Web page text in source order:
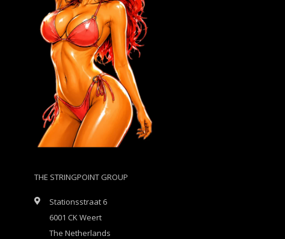
THE STRINGPOINT GROUP
Stationsstraat 6
6001 CK Weert
The Netherlands